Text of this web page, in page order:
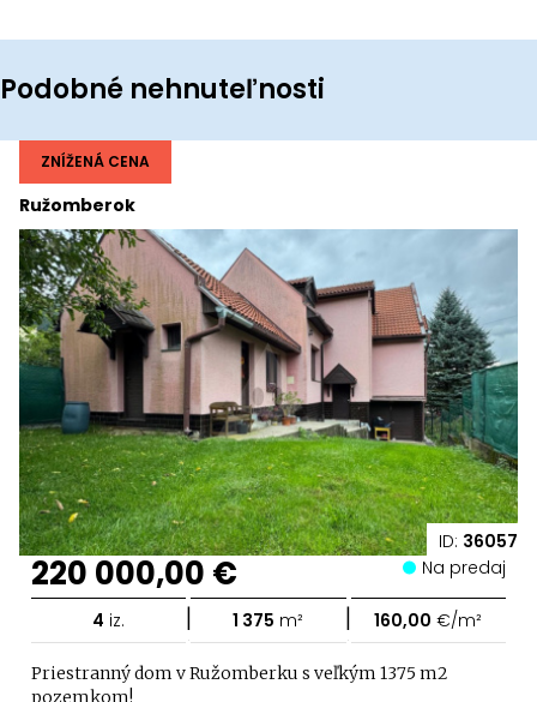
Podobné nehnuteľnosti
ID: 36057
Ružomberok
ZNÍŽENÁ CENA
220 000,00 € Na predaj
4 iz. | 1 375 m² | 160,00 €/m²
Priestranný dom v Ružomberku s veľkým 1375 m2
pozemkom!